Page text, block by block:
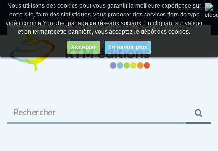
Connexion
Nous utilisons des cookies pour vous garantir la meilleure expérience sur
notre site, faire des statistiques, vous proposer des services tiers de type
vidéo comme Youtube, partage de réseaux sociaux. En cliquant sur valider
et en fermant cette bannière, vous acceptez le dépôt des cookies.
Accepter En savoir plus